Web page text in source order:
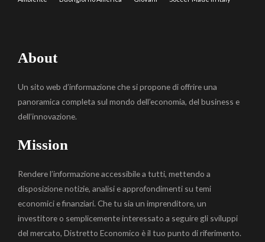
About
Un sito web d’informazione che si propone di offrire una
panoramica completa sul mondo dell’economia, del business e
dell’innovazione.
Mission
Rendere l’informazione accessibile a tutti, mettendo a
disposizione notizie, analisi e approfondimenti su temi
economici e finanziari. Che tu sia un imprenditore, un
investitore o semplicemente interessato a seguire gli sviluppi
del mercato, Distretto Economico è il tuo punto di riferimento.